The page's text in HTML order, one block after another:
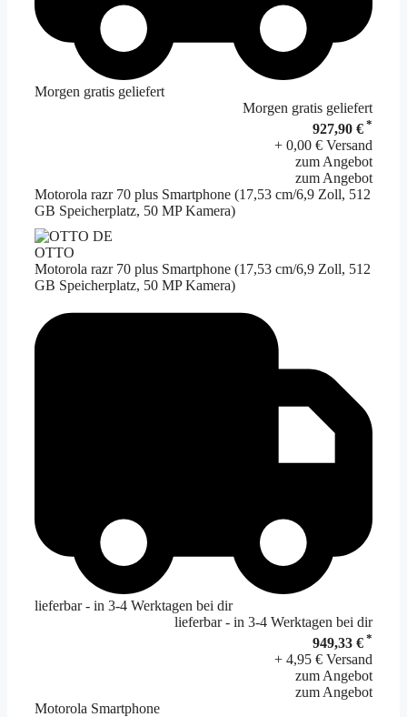
Morgen gratis geliefert
Morgen gratis geliefert
927,90 € *
+ 0,00 € Versand
zum Angebot
zum Angebot
Motorola razr 70 plus Smartphone (17,53 cm/6,9 Zoll, 512
GB Speicherplatz, 50 MP Kamera)
OTTO
Motorola razr 70 plus Smartphone (17,53 cm/6,9 Zoll, 512
GB Speicherplatz, 50 MP Kamera)
lieferbar - in 3-4 Werktagen bei dir
lieferbar - in 3-4 Werktagen bei dir
949,33 € *
+ 4,95 € Versand
zum Angebot
zum Angebot
Motorola Smartphone